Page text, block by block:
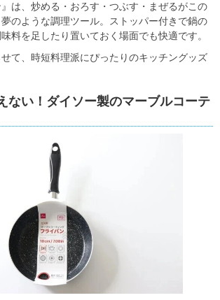
』は、炒める・おろす・つぶす・まぜるがこの
のような調理ツール。ストッパー付きで鍋の
料を足したり置いておく場面でも快適です。
て、時短料理派にぴったりのキッチングッズ
ない！ダイソー製のマーブルコーテ